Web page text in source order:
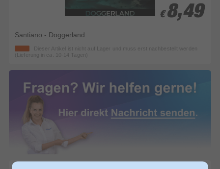
€ 8,49
€ 8,49
Santiano - Doggerland
Dieser Artikel ist nicht auf Lager und muss erst nachbestellt werden
(Lieferung in ca. 10-14 Tagen)